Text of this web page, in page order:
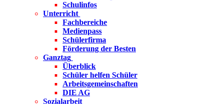
Schulinfos
Unterricht
Fachbereiche
Medienpass
Schülerfirma
Förderung der Besten
Ganztag
Überblick
Schüler helfen Schüler
Arbeitsgemeinschaften
DIE AG
Sozialarbeit